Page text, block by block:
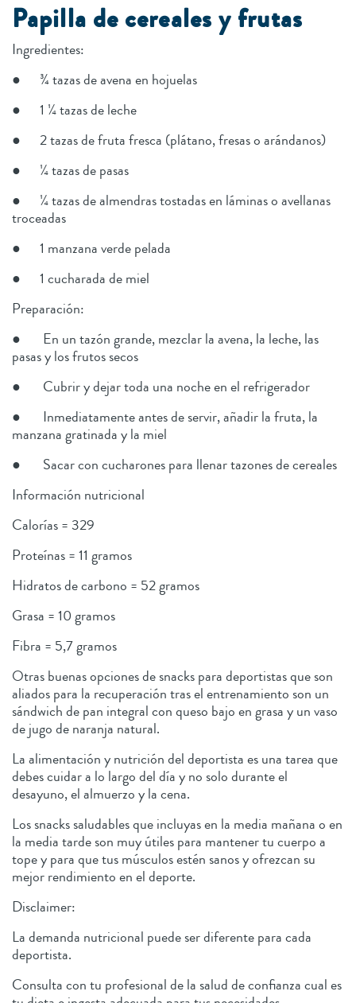
Papilla de cereales y frutas
Ingredientes:
● ¾ tazas de avena en hojuelas
● 1 ¼ tazas de leche
● 2 tazas de fruta fresca (plátano, fresas o arándanos)
● ¼ tazas de pasas
● ¼ tazas de almendras tostadas en láminas o avellanas
troceadas
● 1 manzana verde pelada
● 1 cucharada de miel
Preparación:
● En un tazón grande, mezclar la avena, la leche, las
pasas y los frutos secos
● Cubrir y dejar toda una noche en el refrigerador
● Inmediatamente antes de servir, añadir la fruta, la
manzana gratinada y la miel
● Sacar con cucharones para llenar tazones de cereales
Información nutricional
Calorías = 329
Proteínas = 11 gramos
Hidratos de carbono = 52 gramos
Grasa = 10 gramos
Fibra = 5,7 gramos
Otras buenas opciones de snacks para deportistas que son
aliados para la recuperación tras el entrenamiento son un
sándwich de pan integral con queso bajo en grasa y un vaso
de jugo de naranja natural.
La alimentación y nutrición del deportista es una tarea que
debes cuidar a lo largo del día y no solo durante el
desayuno, el almuerzo y la cena.
Los snacks saludables que incluyas en la media mañana o en
la media tarde son muy útiles para mantener tu cuerpo a
tope y para que tus músculos estén sanos y ofrezcan su
mejor rendimiento en el deporte.
Disclaimer:
La demanda nutricional puede ser diferente para cada
deportista.
Consulta con tu profesional de la salud de confianza cual es